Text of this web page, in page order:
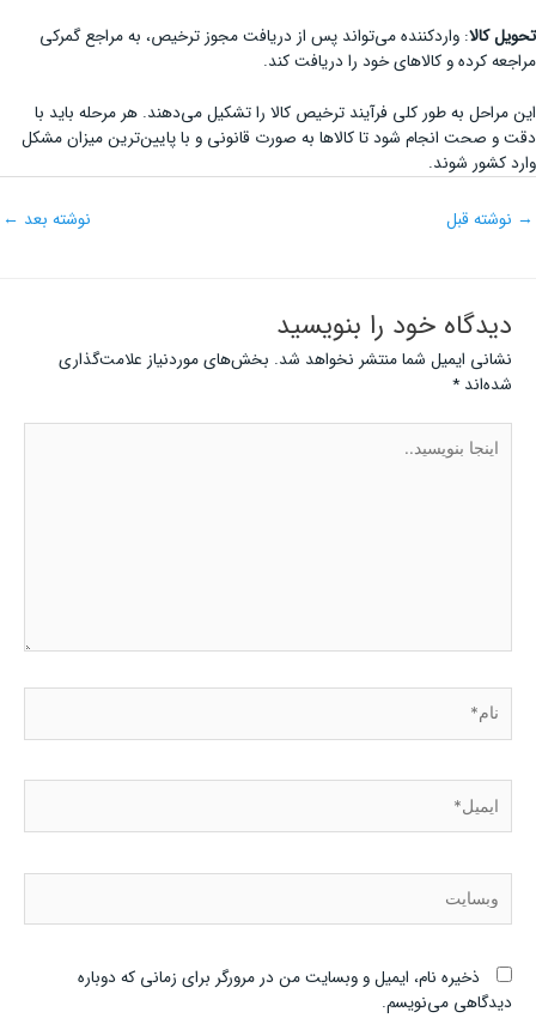
تحویل کالا: واردکننده می‌تواند پس از دریافت مجوز ترخیص، به مراجع گمرکی
مراجعه کرده و کالاهای خود را دریافت کند.
این مراحل به طور کلی فرآیند ترخیص کالا را تشکیل می‌دهند. هر مرحله باید با
دقت و صحت انجام شود تا کالاها به صورت قانونی و با پایین‌ترین میزان مشکل
وارد کشور شوند.
→ نوشته قبل نوشته بعد ←
دیدگاه‌ خود را بنویسید
نشانی ایمیل شما منتشر نخواهد شد. بخش‌های موردنیاز علامت‌گذاری
شده‌اند*
بنویسید..
ذخیره نام، ایمیل و وبسایت من در مرورگر برای زمانی که دوباره
دیدگاهی می‌نویسم.